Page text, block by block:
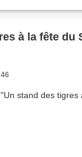
à la fête du